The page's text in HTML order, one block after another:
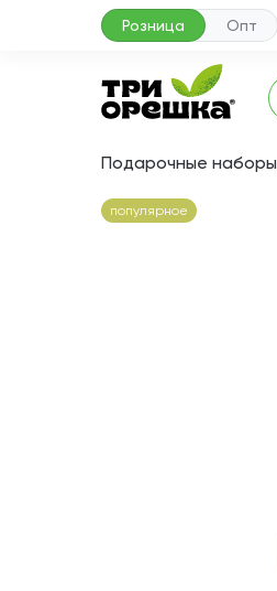
Розница Опт
Подарочные наборы
популярное